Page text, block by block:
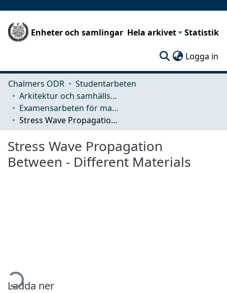
Enheter och samlingar Hela arkivet Statistik
Logga in
Chalmers ODR
Studentarbeten
Arkitektur och samhällsbyggnadsteknik (ACE)
Examensarbeten för masterexamen
Stress Wave Propagation Between - Different Materials
Stress Wave Propagation
Between - Different Materials
Ladda ner